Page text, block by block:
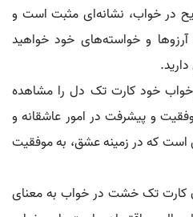
در خواب، نشانه‌ای مثبت است و
و خواسته‌های خود خواهید
خواب خود کارت تک دل را مشاهده
و پیشرفت در امور عاشقانه و
است که در زمینه عشق، به موفقیت
کارت تک خشت در خواب به معنای